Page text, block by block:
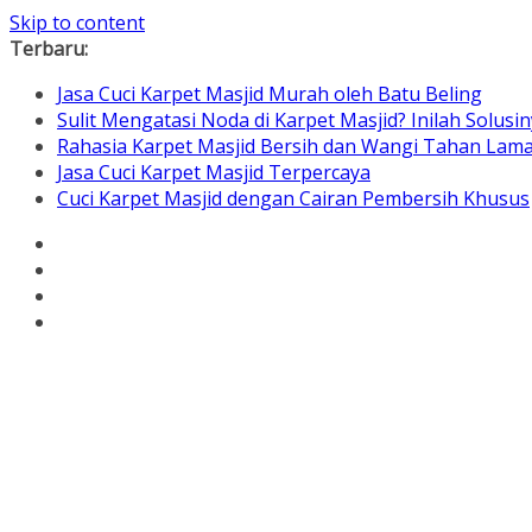
Skip to content
Terbaru:
Jasa Cuci Karpet Masjid Murah oleh Batu Beling
Sulit Mengatasi Noda di Karpet Masjid? Inilah
Rahasia Karpet Masjid Bersih dan Wangi Tahan Lama
Jasa Cuci Karpet Masjid Terpercaya
Cuci Karpet Masjid dengan Cairan Pembersih Khusus